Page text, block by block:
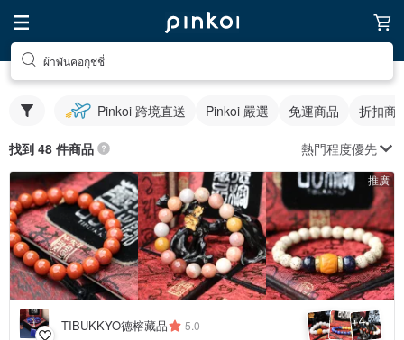
ผ้าพันคอกุชชี่
Pinkoi 跨境直送 Pinkoi 嚴選 免運商品 折扣商
找到 48 件商品 熱門程度優先
推廣
TIBUKKYO德榕藏品 5.0 +4